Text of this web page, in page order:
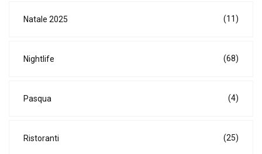
Natale 2025 (11)
Nightlife (68)
Pasqua (4)
Ristoranti (25)